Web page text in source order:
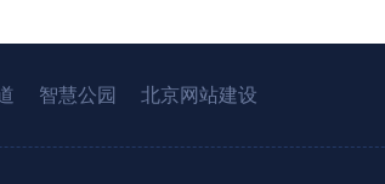
智慧公园 北京网站建设